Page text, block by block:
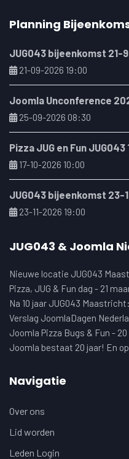
Planning
JUG043 bijeenkomst 21-
21-09-2026 19:00
Joomla Unconference
25-09-2026 08:30
Pizza JUG en Fun
17-10-2026 10:00
JUG043 bijeenkomst 23-
23-11-2026 19:00
JUG043 & Joomla
Nieuwe locatie JUG043
Pizza, JUG & Fun dag - 21
Na 10 jaar JUG043
Verslag JoomlaDagen
Joomla Pizza Bugs & Fun -
Joomla bestaat 20 jaar! En
Navigatie
Over ons
Lid worden
Leden Login